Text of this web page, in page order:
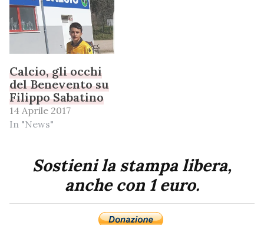
Calcio, gli occhi
del Benevento su
Filippo Sabatino
14 Aprile 2017
In "News"
Sostieni la stampa libera,
anche con 1 euro.